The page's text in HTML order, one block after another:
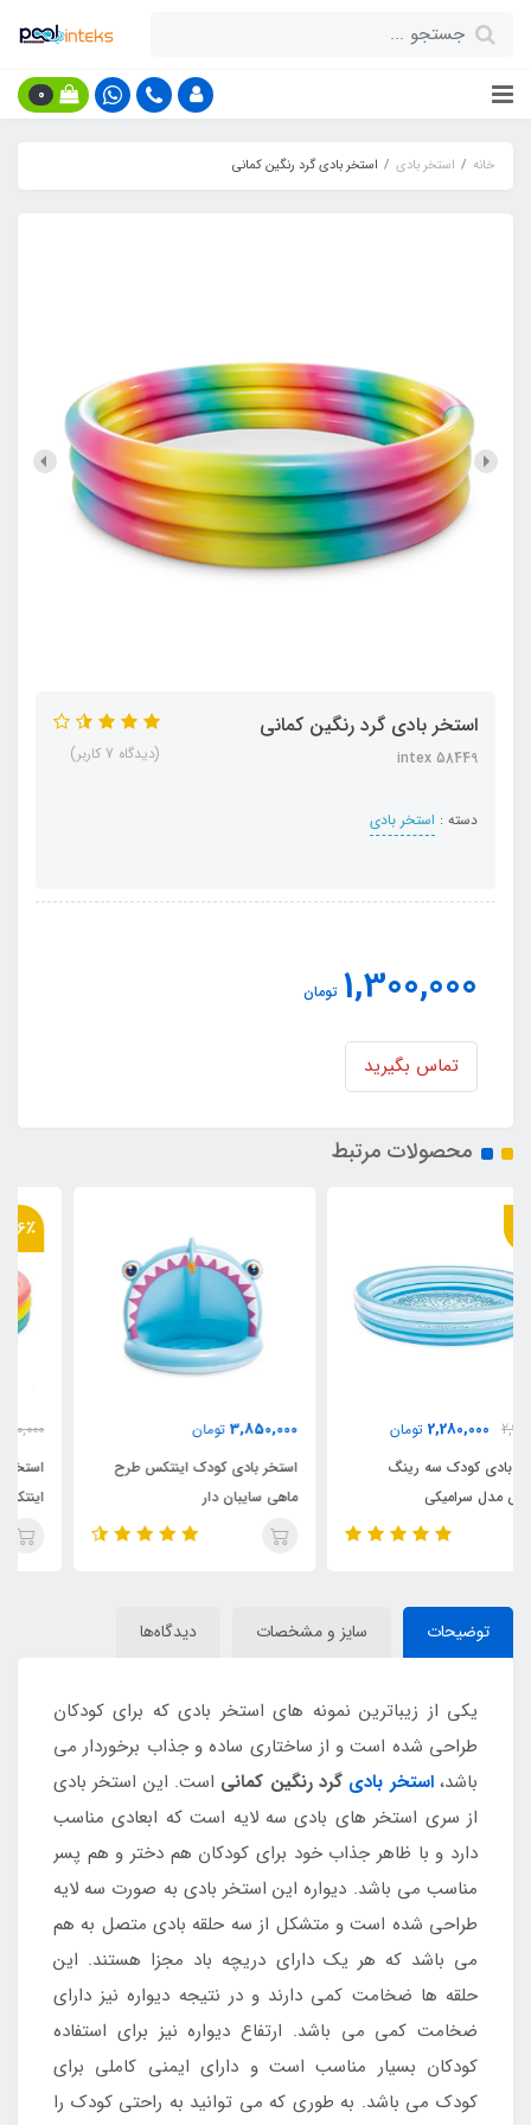
0
خانه استخر بادی استخر بادی گرد رنگین کمانی
استخر بادی گرد رنگین کمانی
intex 58449
دسته : استخر بادی
(دیدگاه 7 کاربر)
1,300,000 تومان
تماس بگیرید
محصولات مرتبط
3,850,000 تومان
استخر بادی کودک اینتکس طرح
ماهی سایبان دار
3,400,000
استخر بادی سه رینگ کودک
اینتکس طرح جدید قطر 147
توضیحات سایز و مشخصات دیدگاه‌ها
یکی از زیباترین نمونه های استخر بادی که برای کودکان
طراحی شده است و از ساختاری ساده و جذاب برخوردار می
باشد، استخر بادی گرد رنگین کمانی است. این استخر بادی
از سری استخر های بادی سه لایه است که ابعادی مناسب
دارد و با ظاهر جذاب خود برای کودکان هم دختر و هم پسر
مناسب می باشد. دیواره این استخر بادی به صورت سه لایه
طراحی شده است و متشکل از سه حلقه بادی متصل به هم
می باشد که هر یک دارای دریچه باد مجزا هستند. این
حلقه ها ضخامت کمی دارند و در نتیجه دیواره نیز دارای
ضخامت کمی می باشد. ارتفاع دیواره نیز برای استفاده
کودکان بسیار مناسب است و دارای ایمنی کاملی برای
کودک می باشد. به طوری که می توانید به راحتی کودک را